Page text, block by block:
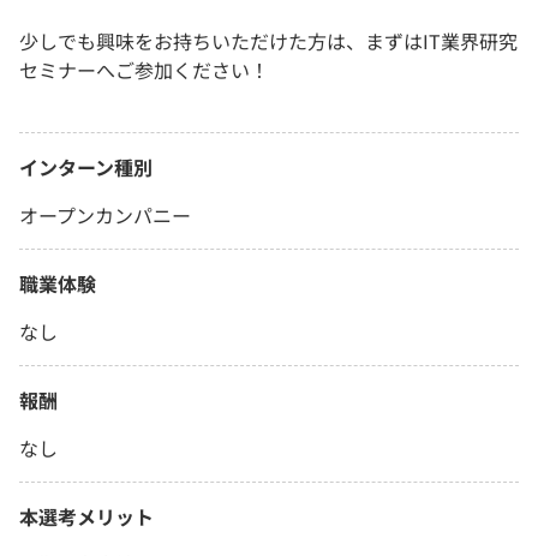
少しでも興味をお持ちいただけた方は、まずはIT業界研究
セミナーへご参加ください！
インターン種別
オープンカンパニー
職業体験
なし
報酬
なし
本選考メリット